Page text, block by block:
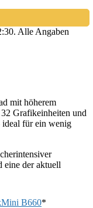
Alle Angaben
mit höherem
Grafikeinheiten und
ideal für ein wenig
der aktuell
B660*